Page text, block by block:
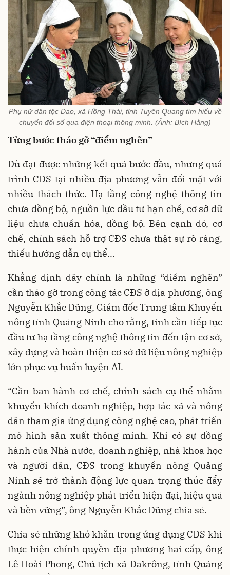
Phụ nữ dân tộc Dao, xã Hồng Thái, tỉnh Tuyên Quang tìm hiểu về
chuyển đổi số qua điện thoại thông minh. (Ảnh: Bích Hằng)
Từng bước tháo gỡ “điểm nghẽn”
Dù đạt được những kết quả bước đầu, nhưng quá
trình CĐS tại nhiều địa phương vẫn đối mặt với
nhiều thách thức. Hạ tầng công nghệ thông tin
chưa đồng bộ, nguồn lực đầu tư hạn chế, cơ sở dữ
liệu chưa chuẩn hóa, đồng bộ. Bên cạnh đó, cơ
chế, chính sách hỗ trợ CĐS chưa thật sự rõ ràng,
thiếu hướng dẫn cụ thể...
Khẳng định đây chính là những “điểm nghẽn”
cần tháo gỡ trong công tác CĐS ở địa phương, ông
Nguyễn Khắc Dũng, Giám đốc Trung tâm Khuyến
nông tỉnh Quảng Ninh cho rằng, tỉnh cần tiếp tục
đầu tư hạ tầng công nghệ thông tin đến tận cơ sở,
xây dựng và hoàn thiện cơ sở dữ liệu nông nghiệp
lớn phục vụ huấn luyện AI.
“Cần ban hành cơ chế, chính sách cụ thể nhằm
khuyến khích doanh nghiệp, hợp tác xã và nông
dân tham gia ứng dụng công nghệ cao, phát triển
mô hình sản xuất thông minh. Khi có sự đồng
hành của Nhà nước, doanh nghiệp, nhà khoa học
và người dân, CĐS trong khuyến nông Quảng
Ninh sẽ trở thành động lực quan trọng thúc đẩy
ngành nông nghiệp phát triển hiện đại, hiệu quả
và bền vững”, ông Nguyễn Khắc Dũng chia sẻ.
Chia sẻ những khó khăn trong ứng dụng CĐS khi
thực hiện chính quyền địa phương hai cấp, ông
Lê Hoài Phong, Chủ tịch xã Đakrông, tỉnh Quảng